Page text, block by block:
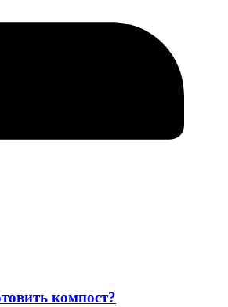
компост?